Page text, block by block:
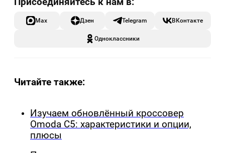
Max Дзен Telegram ВКонтакте
Одноклассники
Читайте также:
Изучаем обновлённый кроссовер
Omoda C5: характеристики и опции,
плюсы